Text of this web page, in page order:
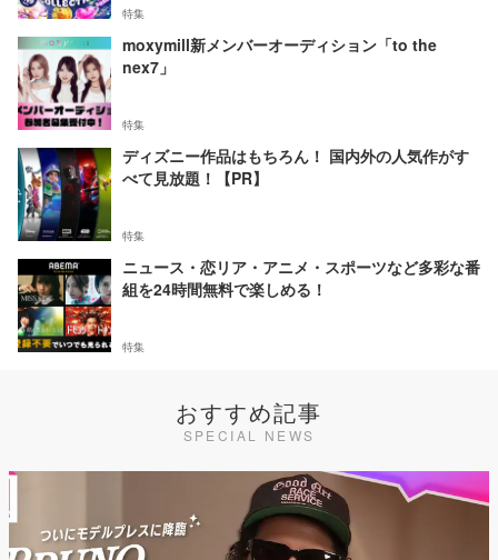
特集
moxymill新メンバーオーディション「to the
nex7」
特集
ディズニー作品はもちろん！ 国内外の人気作がす
べて見放題！【PR】
特集
ニュース・恋リア・アニメ・スポーツなど多彩な番
組を24時間無料で楽しめる！
特集
おすすめ記事
SPECIAL NEWS